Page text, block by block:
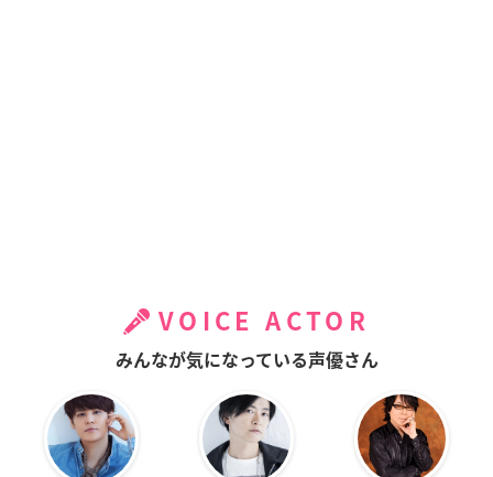
VOICE ACTOR
みんなが気になっている声優さん